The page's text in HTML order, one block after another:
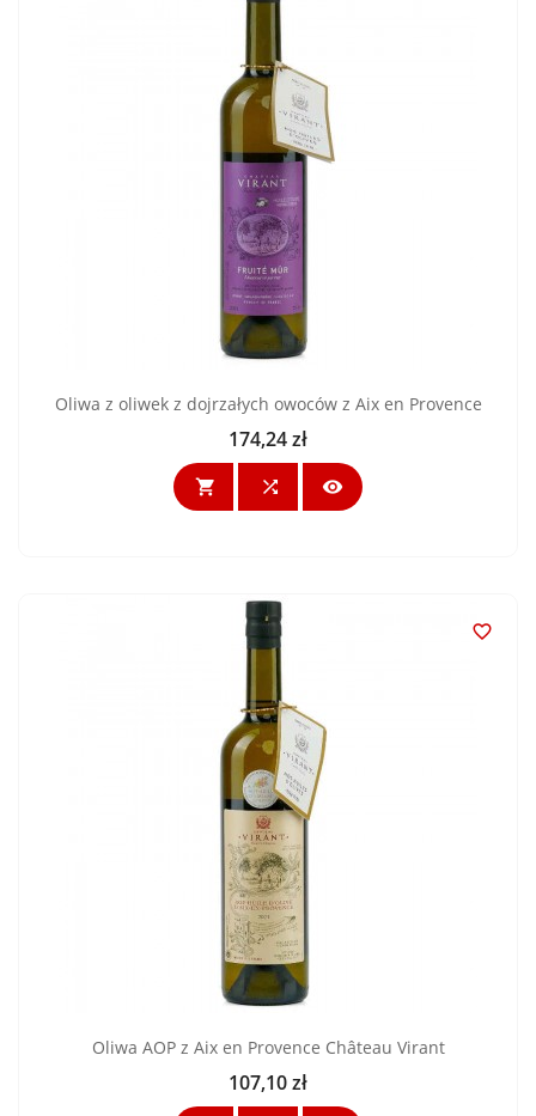
Oliwa z oliwek z dojrzałych owoców z Aix en Provence
Cena
174,24 zł
  

Oliwa AOP z Aix en Provence Château Virant
Cena
107,10 zł